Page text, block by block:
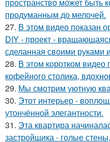
продуманным до мелочей.
27. В этом видео показан
DIY - проект -
сделанная своими руками
28. В этом коротком видео
кофейного столика,
29. Мы смотрим уютную
30. Этот интерьер -
утончённой элегантности.
31. Эта квартира
застройщика - голые